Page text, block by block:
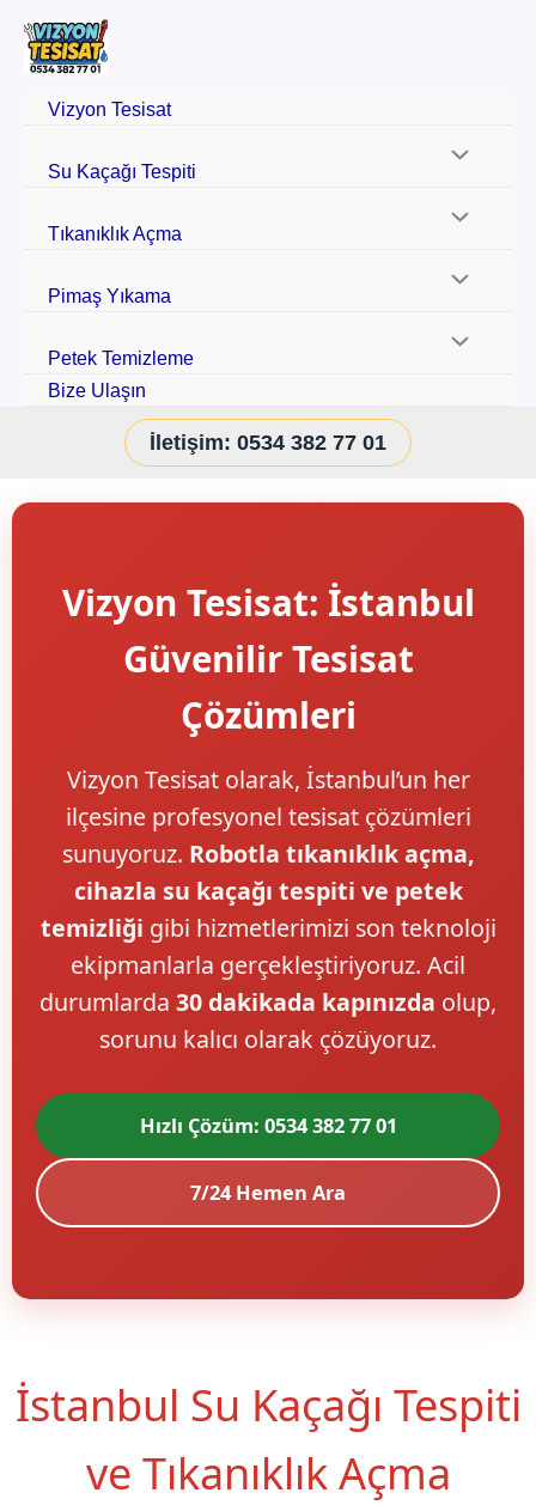
Vizyon Tesisat
Su Kaçağı Tespiti
Tıkanıklık Açma
Pimaş Yıkama
Petek Temizleme
Bize Ulaşın
İletişim: 0534 382 77 01
Vizyon Tesisat: İstanbul
Güvenilir Tesisat
Çözümleri
Vizyon Tesisat olarak, İstanbul’un her
ilçesine profesyonel tesisat çözümleri
sunuyoruz. Robotla tıkanıklık açma,
cihazla su kaçağı tespiti ve petek
temizliği gibi hizmetlerimizi son teknoloji
ekipmanlarla gerçekleştiriyoruz. Acil
durumlarda 30 dakikada kapınızda olup,
sorunu kalıcı olarak çözüyoruz.
Hızlı Çözüm: 0534 382 77 01
7/24 Hemen Ara
İstanbul Su Kaçağı Tespiti
ve Tıkanıklık Açma